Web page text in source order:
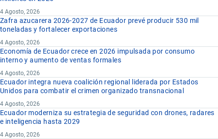
4 Agosto, 2026
Zafra azucarera 2026-2027 de Ecuador prevé producir 530 mil
toneladas y fortalecer exportaciones
4 Agosto, 2026
Economía de Ecuador crece en 2026 impulsada por consumo
interno y aumento de ventas formales
4 Agosto, 2026
Ecuador integra nueva coalición regional liderada por Estados
Unidos para combatir el crimen organizado transnacional
4 Agosto, 2026
Ecuador moderniza su estrategia de seguridad con drones, radares
e inteligencia hasta 2029
4 Agosto, 2026